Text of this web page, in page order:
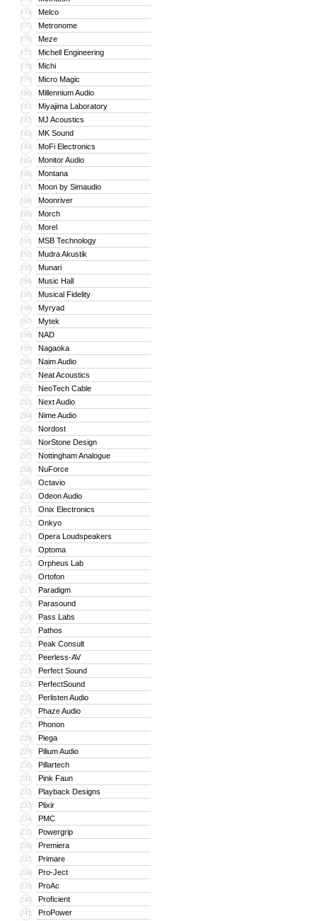
174 Melco
175 Metronome
176 Meze
177 Michell Engineering
178 Michi
179 Micro Magic
180 Millennium Audio
181 Miyajima Laboratory
182 MJ Acoustics
183 MK Sound
184 MoFi Electronics
185 Monitor Audio
186 Montana
187 Moon by Simaudio
188 Moonriver
189 Morch
190 Morel
191 MSB Technology
192 Mudra Akustik
193 Munari
194 Music Hall
195 Musical Fidelity
196 Myryad
197 Mytek
198 NAD
199 Nagaoka
200 Naim Audio
201 Neat Acoustics
202 NeoTech Cable
203 Next Audio
204 Nime Audio
205 Nordost
206 NorStone Design
207 Nottingham Analogue
208 NuForce
209 Octavio
210 Odeon Audio
211 Onix Electronics
212 Onkyo
213 Opera Loudspeakers
214 Optoma
215 Orpheus Lab
216 Ortofon
217 Paradigm
218 Parasound
219 Pass Labs
220 Pathos
221 Peak Consult
222 Peerless-AV
223 Perfect Sound
224 PerfectSound
225 Perlisten Audio
226 Phaze Audio
227 Phonon
228 Piega
229 Pilium Audio
230 Pillartech
231 Pink Faun
232 Playback Designs
233 Plixir
234 PMC
235 Powergrip
236 Premiera
237 Primare
238 Pro-Ject
239 ProAc
240 Proficient
241 ProPower